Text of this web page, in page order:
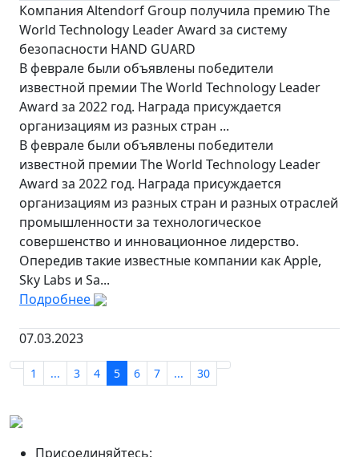
Компания Altendorf Group получила премию The
World Technology Leader Award за систему
безопасности HAND GUARD
В феврале были объявлены победители
известной премии The World Technology Leader
Award за 2022 год. Награда присуждается
организациям из разных стран ...
В феврале были объявлены победители
известной премии The World Technology Leader
Award за 2022 год. Награда присуждается
организациям из разных стран и разных отраслей
промышленности за технологическое
совершенство и инновационное лидерство.
Опередив такие известные компании как Apple,
Sky Labs и Sa...
Подробнее
07.03.2023
1 ... 3 4 5 6 7 ... 30
Присоединяйтесь: